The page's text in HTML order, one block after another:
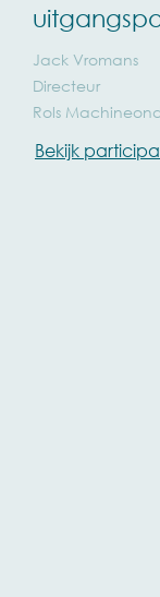
Jack Vromans
Directeur
Rols
Bekijk